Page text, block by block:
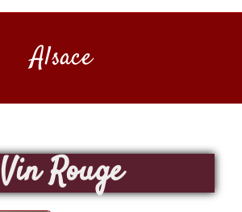
Alsace
Vin Rouge